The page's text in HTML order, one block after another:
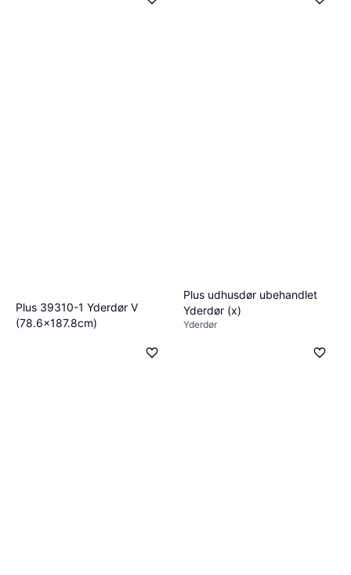
Plus 39310-1 Yderdør V
(78.6x187.8cm)
Plus udhusdør ubehandlet
Yderdør (x)
Yderdør